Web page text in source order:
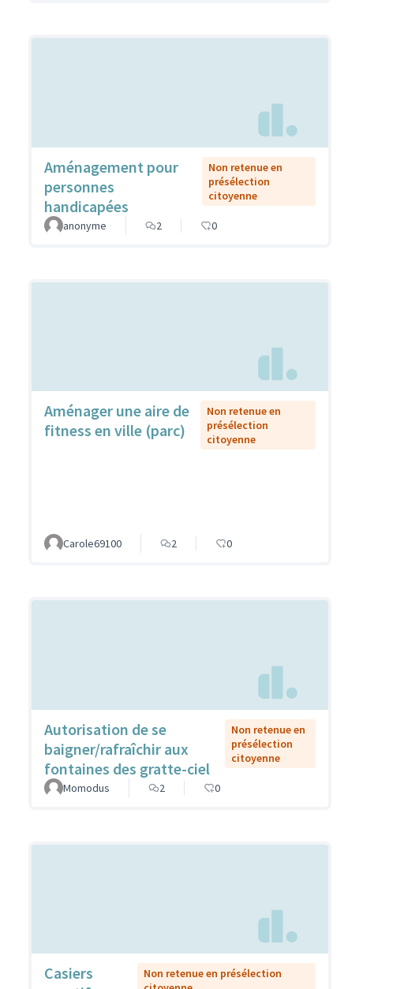
Aménagement pour
personnes
handicapées
Non retenue en
présélection
citoyenne
anonyme 2 0
Aménager une aire de
fitness en ville (parc)
Non retenue en
présélection
citoyenne
Carole69100 2 0
Autorisation de se
baigner/rafraîchir aux
fontaines des gratte-ciel
Non retenue en
présélection
citoyenne
Momodus 2 0
Casiers
Non retenue en présélection